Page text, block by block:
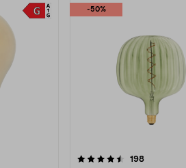
-50%
198
4.5 av 5 stjerner